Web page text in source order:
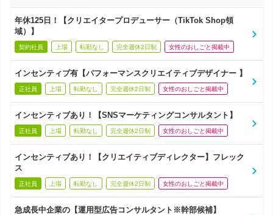
年休125日！【クリエイタープロデューサー（TikTok Shop領
域）】
契約社員 上場 転勤なし 完全週休2日制 女性のおしごと掲載中
インセンティブ有【パフォーマンスクリエイティブデザイナー 】
正社員 上場 転勤なし 完全週休2日制 女性のおしごと掲載中
インセンティブあり！【SNSマーケティングコンサルタント】
正社員 上場 転勤なし 完全週休2日制 女性のおしごと掲載中
インセンティブあり！【クリエイティブディレクター】フレック
ス
正社員 上場 転勤なし 完全週休2日制 女性のおしごと掲載中
急成長中企業の【運用型広告コンサルタント※幹部候補】